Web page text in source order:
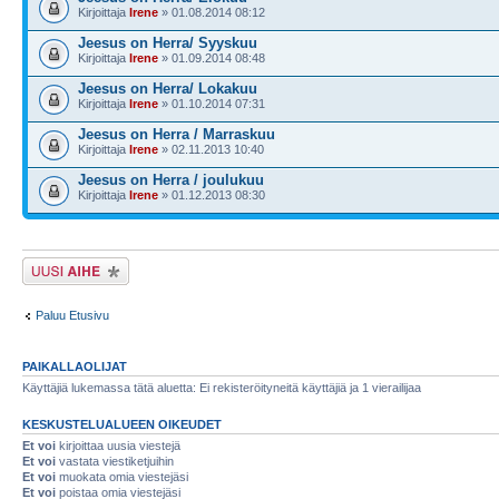
Kirjoittaja Irene » 01.08.2014 08:12
Jeesus on Herra/ Syyskuu
Kirjoittaja Irene » 01.09.2014 08:48
Jeesus on Herra/ Lokakuu
Kirjoittaja Irene » 01.10.2014 07:31
Jeesus on Herra / Marraskuu
Kirjoittaja Irene » 02.11.2013 10:40
Jeesus on Herra / joulukuu
Kirjoittaja Irene » 01.12.2013 08:30
Lähetä uusi viesti
Paluu Etusivu
PAIKALLAOLIJAT
Käyttäjiä lukemassa tätä aluetta: Ei rekisteröityneitä käyttäjiä ja 1 vierailijaa
KESKUSTELUALUEEN OIKEUDET
Et voi kirjoittaa uusia viestejä
Et voi vastata viestiketjuihin
Et voi muokata omia viestejäsi
Et voi poistaa omia viestejäsi